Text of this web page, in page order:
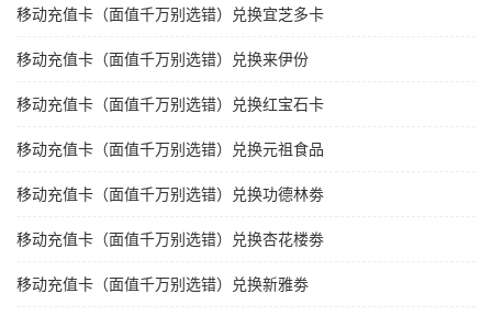
移动充值卡（面值千万别选错）兑换宜芝多卡
移动充值卡（面值千万别选错）兑换来伊份
移动充值卡（面值千万别选错）兑换红宝石卡
移动充值卡（面值千万别选错）兑换元祖食品
移动充值卡（面值千万别选错）兑换功德林劵
移动充值卡（面值千万别选错）兑换杏花楼劵
移动充值卡（面值千万别选错）兑换新雅劵